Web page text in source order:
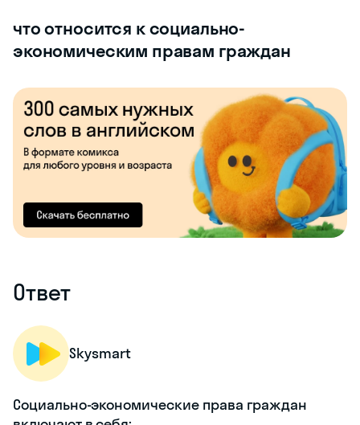
что относится к социально-
экономическим правам граждан
Ответ
Skysmart
Социально-экономические права граждан